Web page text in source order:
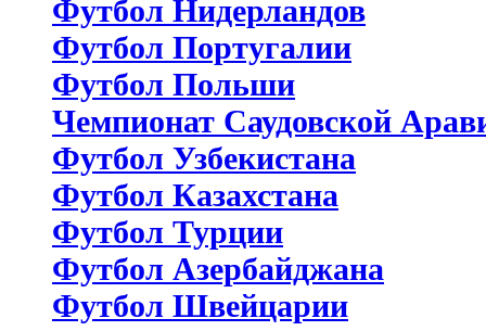
Футбол Нидерландов
Футбол Португалии
Футбол Польши
Чемпионат Саудовской
Футбол Узбекистана
Футбол Казахстана
Футбол Турции
Футбол Азербайджана
Футбол Швейцарии